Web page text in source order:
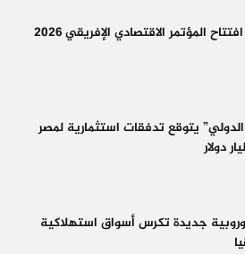
المؤتمر الاقتصادي الإفريقي 2026
يتوقع تدفقات استثمارية لمصر
جديدة تكرس أسواق استهلاكية